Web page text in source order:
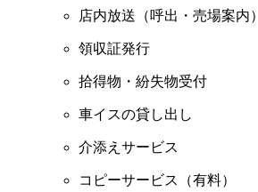
店内放送（呼出・売場案内）
領収証発行
拾得物・紛失物受付
車イスの貸し出し
介添えサービス
コピーサービス（有料）